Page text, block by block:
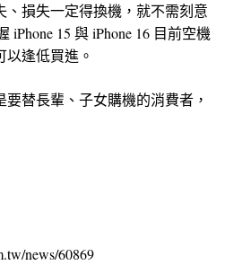
、損失一定得換機，就不需刻意
iPhone 15 與 iPhone 16 目前空機
逢低買進。
替長輩、子女購機的消費者，
news/60869